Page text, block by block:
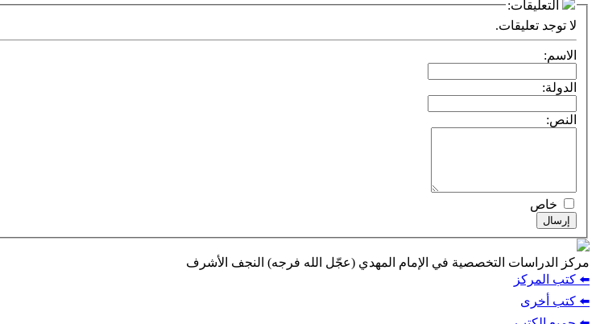
التعليقات:
لا توجد تعليقات.
الاسم:
الدولة:
النص:
خاص
إرسال
مركز الدراسات التخصصية في الإمام المهدي (عجّل الله فرجه) النجف الأشرف
⬅️ كتب المركز
⬅️ كتب أخرى